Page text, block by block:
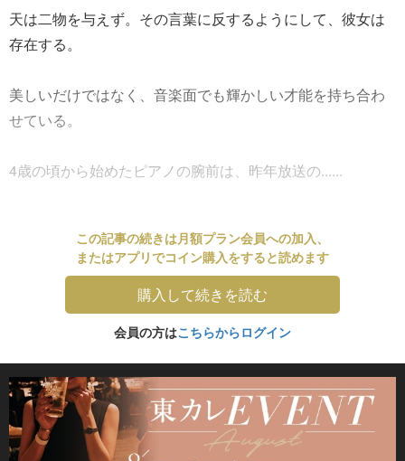
天は二物を与えず。その言葉に反するようにして、彼女は
存在する。
美しいだけではなく、音楽面でも輝かしい才能を持ち合わ
せている。
4歳の頃から始めたピアノの腕前は、昨年放送の......
この記事の続きは月額プラン会員への加入、
またはアプリでコイン購入をすると読めます
購入して続きを読む
会員の方はこちらからログイン